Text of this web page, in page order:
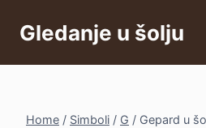
Gledanje u šolju
Home / Simboli / G / Gepard u